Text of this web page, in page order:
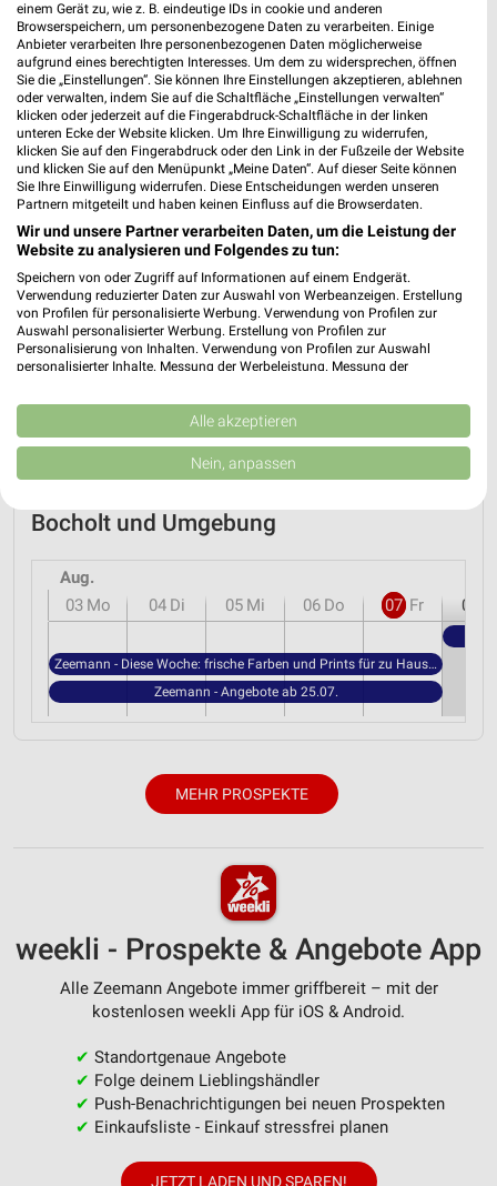
Gültig von 25. Jul. bis 07. Aug.
📅 Kalendereintrag erstellen
PROSPEKT BLÄTTERN
Nächste Filiale
ZEEMANN BOCHOLT
Nordstrasse 41
46399 BOCHOLT
Heute 09:30 - 18:30 Uhr | Geöffnet
Bocholt und Umgebung
Aug.
03 Mo 04 Di 05 Mi 06 Do 07 Fr 08
Zeemann - Diese Woche: frische Farben und Prints für zu Hause.
Zeemann - Angebote ab 25.07.
MEHR PROSPEKTE
weekli - Prospekte & Angebote App
Alle Zeemann Angebote immer griffbereit – mit der
kostenlosen weekli App für iOS & Android.
✔ Standortgenaue Angebote
✔ Folge deinem Lieblingshändler
✔ Push-Benachrichtigungen bei neuen Prospekten
✔ Einkaufsliste - Einkauf stressfrei planen
JETZT LADEN UND SPAREN!
einem Gerät zu, wie z. B. eindeutige IDs in cookie und anderen
Browserspeichern, um personenbezogene Daten zu verarbeiten. Einige
Anbieter verarbeiten Ihre personenbezogenen Daten möglicherweise
aufgrund eines berechtigten Interesses. Um dem zu widersprechen, öffnen
Sie die „Einstellungen“. Sie können Ihre Einstellungen akzeptieren, ablehnen
oder verwalten, indem Sie auf die Schaltfläche „Einstellungen verwalten“
klicken oder jederzeit auf die Fingerabdruck-Schaltfläche in der linken
unteren Ecke der Website klicken. Um Ihre Einwilligung zu widerrufen,
klicken Sie auf den Fingerabdruck oder den Link in der Fußzeile der Website
und klicken Sie auf den Menüpunkt „Meine Daten“. Auf dieser Seite können
Sie Ihre Einwilligung widerrufen. Diese Entscheidungen werden unseren
Partnern mitgeteilt und haben keinen Einfluss auf die Browserdaten.
Wir und unsere Partner verarbeiten Daten, um die Leistung der
Website zu analysieren und Folgendes zu tun:
Speichern von oder Zugriff auf Informationen auf einem Endgerät.
Verwendung reduzierter Daten zur Auswahl von Werbeanzeigen. Erstellung
von Profilen für personalisierte Werbung. Verwendung von Profilen zur
Auswahl personalisierter Werbung. Erstellung von Profilen zur
Personalisierung von Inhalten. Verwendung von Profilen zur Auswahl
personalisierter Inhalte. Messung der Werbeleistung. Messung der
Kombinationen von Daten aus verschiedenen Quellen. Entwicklung und
Verbesserung der Angebote. Verwendung reduzierter Daten zur Auswahl
von Inhalten.
Daten können außerhalb der Europäischen Union weitergegeben und in die
USA gesendet werden.
Website/App.
Wir nutzen Ihre Daten für folgende Zwecke:
IAB-Verarbeitungszwecke:
auf einem Endgerät
Verwendung reduzierter Daten zur Auswahl von
Werbeanzeigen
Erstellung von Profilen zur Personalisierung
Verwendung von Profilen zur Auswahl
Messung der Werbeleistung
Messung der Performance von Inhalten
Analyse von Zielgruppen durch Statistiken oder
Kombinationen von Daten aus verschiedenen
Alle akzeptieren
Nein, anpassen